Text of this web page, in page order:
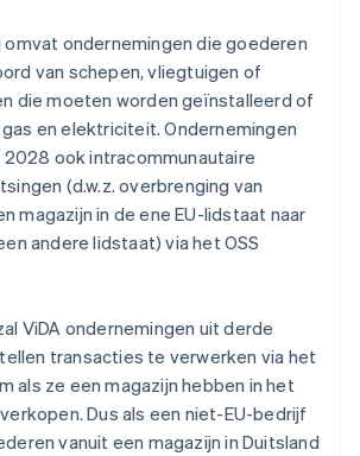
ondernemingen die goederen
van schepen, vliegtuigen of
die moeten worden geïnstalleerd of
en elektriciteit. Ondernemingen
2028 ook intracommunautaire
(d.w.z. overbrenging van
magazijn in de ene EU-lidstaat naar
andere lidstaat) via het OSS
ViDA ondernemingen uit derde
transacties te verwerken via het
als ze een magazijn hebben in het
Dus als een niet-EU-bedrijf
vanuit een magazijn in Duitsland